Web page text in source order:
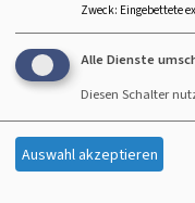
So, 9.8. 10 Uhr
Gottesdienst mit
Kirchenkaffee
Zweck: Eingebettete
Alle Dienste
Diesen Schalter
Auswahl akzeptieren